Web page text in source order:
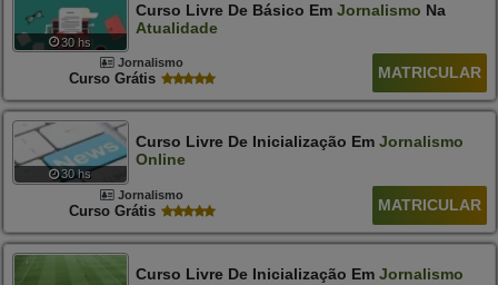
30 hs
Curso Livre De Básico Em Jornalismo Na
Atualidade
Jornalismo
Curso Grátis MATRICULAR
30 hs
Curso Livre De Inicialização Em Jornalismo
Online
Jornalismo
Curso Grátis MATRICULAR
Curso Livre De Inicialização Em Jornalismo